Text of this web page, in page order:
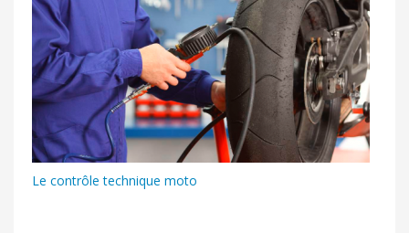
Le contrôle technique moto